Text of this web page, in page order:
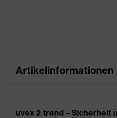
Artikelinformationen
uvex 2 trend – Sicherheit